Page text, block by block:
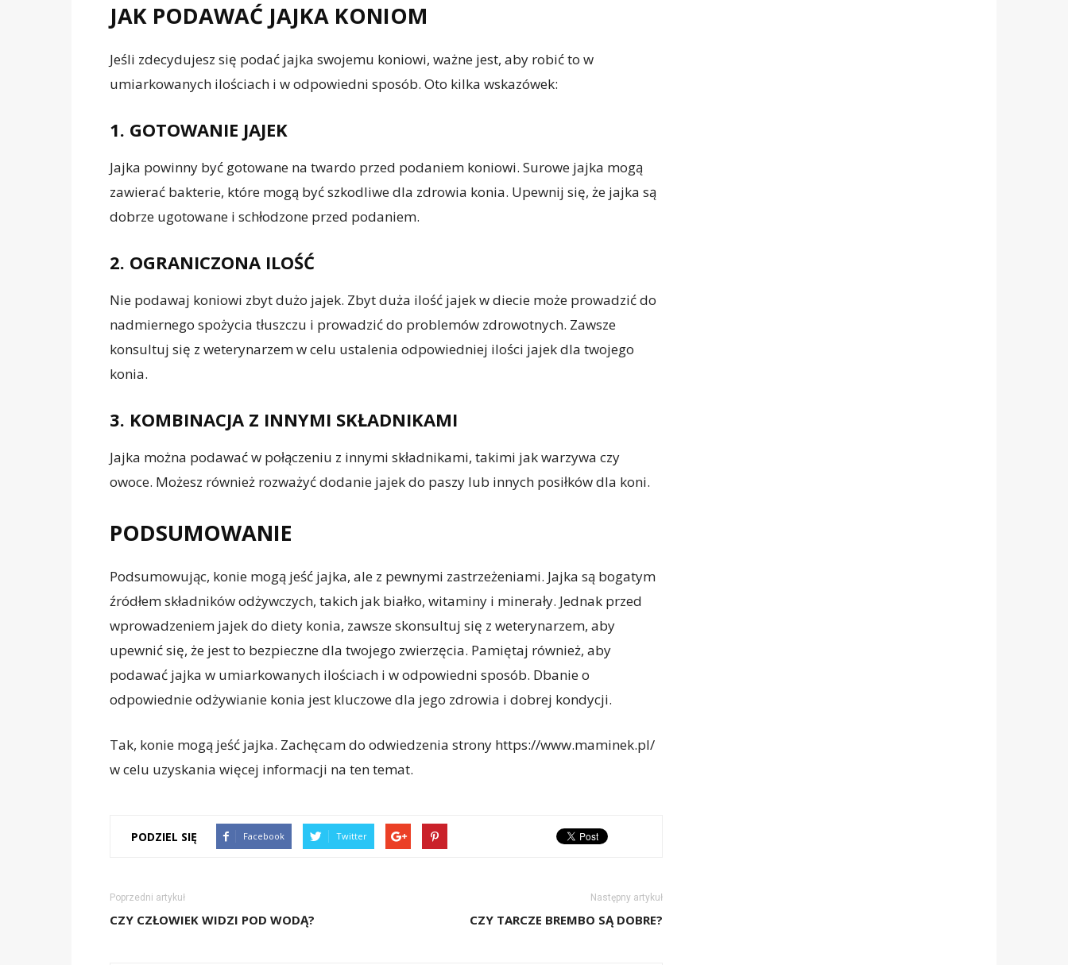
JAK PODAWAĆ JAJKA KONIOM
Jeśli zdecydujesz się podać jajka swojemu koniowi, ważne jest, aby robić to w
umiarkowanych ilościach i w odpowiedni sposób. Oto kilka wskazówek:
1. GOTOWANIE JAJEK
Jajka powinny być gotowane na twardo przed podaniem koniowi. Surowe jajka mogą
zawierać bakterie, które mogą być szkodliwe dla zdrowia konia. Upewnij się, że jajka są
dobrze ugotowane i schłodzone przed podaniem.
2. OGRANICZONA ILOŚĆ
Nie podawaj koniowi zbyt dużo jajek. Zbyt duża ilość jajek w diecie może prowadzić do
nadmiernego spożycia tłuszczu i prowadzić do problemów zdrowotnych. Zawsze
konsultuj się z weterynarzem w celu ustalenia odpowiedniej ilości jajek dla twojego
konia.
3. KOMBINACJA Z INNYMI SKŁADNIKAMI
Jajka można podawać w połączeniu z innymi składnikami, takimi jak warzywa czy
owoce. Możesz również rozważyć dodanie jajek do paszy lub innych posiłków dla koni.
PODSUMOWANIE
Podsumowując, konie mogą jeść jajka, ale z pewnymi zastrzeżeniami. Jajka są bogatym
źródłem składników odżywczych, takich jak białko, witaminy i minerały. Jednak przed
wprowadzeniem jajek do diety konia, zawsze skonsultuj się z weterynarzem, aby
upewnić się, że jest to bezpieczne dla twojego zwierzęcia. Pamiętaj również, aby
podawać jajka w umiarkowanych ilościach i w odpowiedni sposób. Dbanie o
odpowiednie odżywianie konia jest kluczowe dla jego zdrowia i dobrej kondycji.
Tak, konie mogą jeść jajka. Zachęcam do odwiedzenia strony https://www.maminek.pl/
w celu uzyskania więcej informacji na ten temat.
PODZIEL SIĘ Facebook Twitter
Poprzedni artykuł
CZY CZŁOWIEK WIDZI POD WODĄ?
Następny artykuł
CZY TARCZE BREMBO SĄ DOBRE?